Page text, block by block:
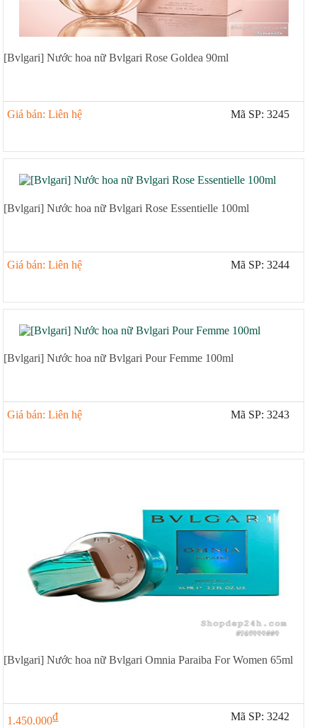
[Bvlgari] Nước hoa nữ Bvlgari Rose Goldea 90ml
Giá bán: Liên hệ Mã SP: 3245
[Bvlgari] Nước hoa nữ Bvlgari Rose Essentielle 100ml
Giá bán: Liên hệ Mã SP: 3244
[Bvlgari] Nước hoa nữ Bvlgari Pour Femme 100ml
Giá bán: Liên hệ Mã SP: 3243
[Bvlgari] Nước hoa nữ Bvlgari Omnia Paraiba For Women 65ml
1.450.000đ Mã SP: 3242